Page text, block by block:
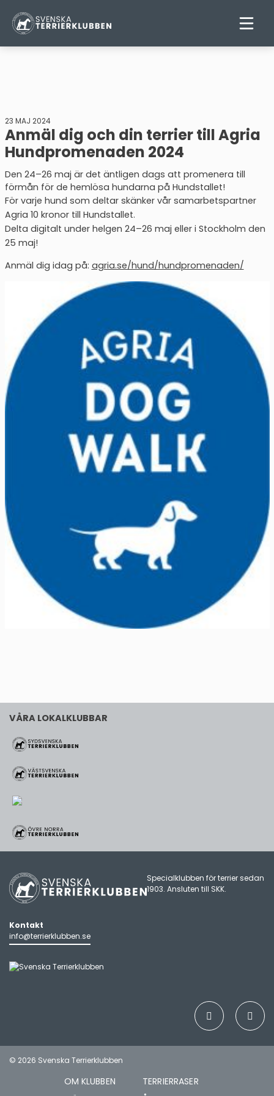
23 MAJ 2024
Anmäl dig och din terrier till Agria
Hundpromenaden 2024
Den 24–26 maj är det äntligen dags att promenera till
förmån för de hemlösa hundarna på Hundstallet!
För varje hund som deltar skänker vår samarbetspartner
Agria 10 kronor till Hundstallet.
Delta digitalt under helgen 24–26 maj eller i Stockholm den
25 maj!
Anmäl dig idag på: agria.se/hund/hundpromenaden/
VÅRA LOKALKLUBBAR
Specialklubben för terrier sedan
1903. Ansluten till SKK.
Kontakt
info@terrierklubben.se
© 2026 Svenska Terrierklubben
OM KLUBBEN
TERRIERRASER